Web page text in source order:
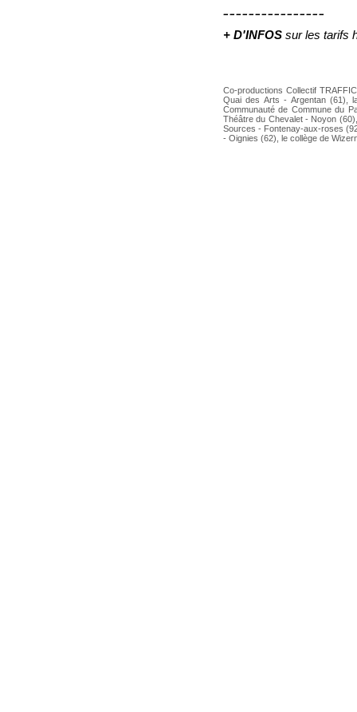
+ D'INFOS sur les tarifs
Co-productions Collectif
Quai des Arts - Argentan (61),
Communauté de Commune du
Théâtre du Chevalet - Noyon
Sources - Fontenay-aux-roses
- Oignies (62), le collège de